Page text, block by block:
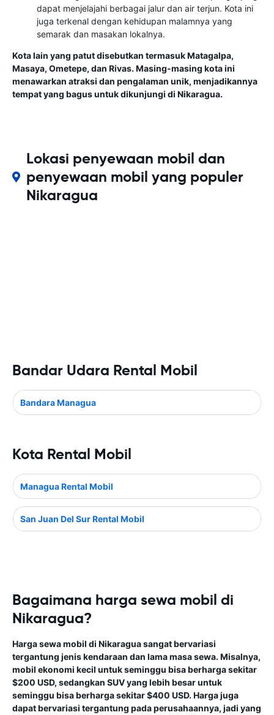
dapat menjelajahi berbagai jalur dan air terjun. Kota ini
juga terkenal dengan kehidupan malamnya yang
semarak dan masakan lokalnya.
Kota lain yang patut disebutkan termasuk Matagalpa,
Masaya, Ometepe, dan Rivas. Masing-masing kota ini
menawarkan atraksi dan pengalaman unik, menjadikannya
tempat yang bagus untuk dikunjungi di Nikaragua.
Lokasi penyewaan mobil dan
penyewaan mobil yang populer
Nikaragua
Bandar Udara Rental Mobil
Bandara Managua
Kota Rental Mobil
Managua Rental Mobil
San Juan Del Sur Rental Mobil
Bagaimana harga sewa mobil di
Nikaragua?
Harga sewa mobil di Nikaragua sangat bervariasi
tergantung jenis kendaraan dan lama masa sewa. Misalnya,
mobil ekonomi kecil untuk seminggu bisa berharga sekitar
$200 USD, sedangkan SUV yang lebih besar untuk
seminggu bisa berharga sekitar $400 USD. Harga juga
dapat bervariasi tergantung pada perusahaannya, jadi yang